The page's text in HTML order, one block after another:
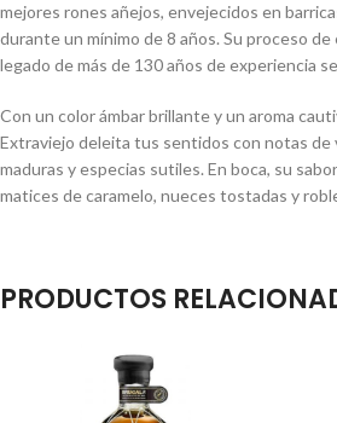
mejores rones añejos, envejecidos en
durante un mínimo de 8 años. Su proceso
legado de más de 130 años de experiencia
Con un color ámbar brillante y un aroma
Extraviejo deleita tus sentidos con notas de
maduras y especias sutiles. En boca, su
matices de caramelo, nueces tostadas y
PRODUCTOS